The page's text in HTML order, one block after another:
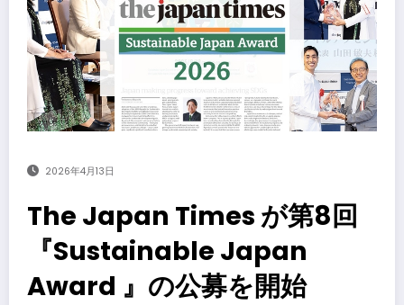
2026年4月13日
The Japan Times が第8回
『Sustainable Japan
Award 』の公募を開始